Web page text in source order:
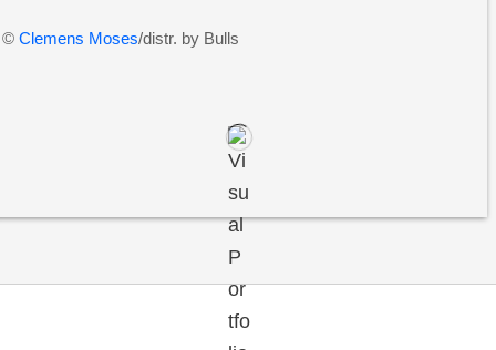
© Clemens Moses/distr. by Bulls